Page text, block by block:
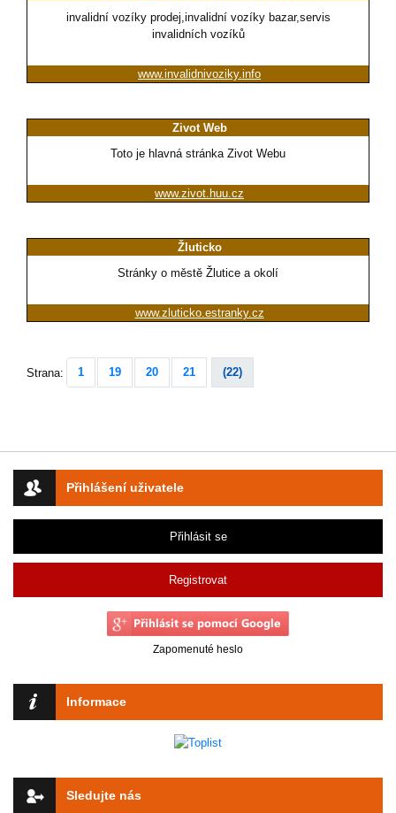
Přihlášení uživatele
Přihlásit se
Registrovat
Zapomenuté heslo
Informace
Sledujte nás
invalidní vozíky prodej,invalidní vozíky bazar,servis
invalidních vozíků
www.invalidnivoziky.info
Zivot Web
Toto je hlavná stránka Zivot Webu
www.zivot.huu.cz
Žluticko
Stránky o městě Žlutice a okolí
www.zluticko.estranky.cz
Strana: 1 19 20 21 (22)